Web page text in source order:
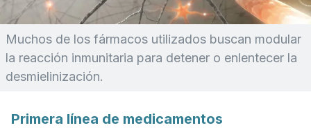
Muchos de los fármacos utilizados buscan modular
la reacción inmunitaria para detener o enlentecer la
desmielinización.
Primera línea de medicamentos